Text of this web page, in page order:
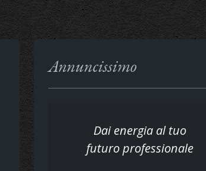
Annuncissimo
Dai energia al tuo
futuro professionale